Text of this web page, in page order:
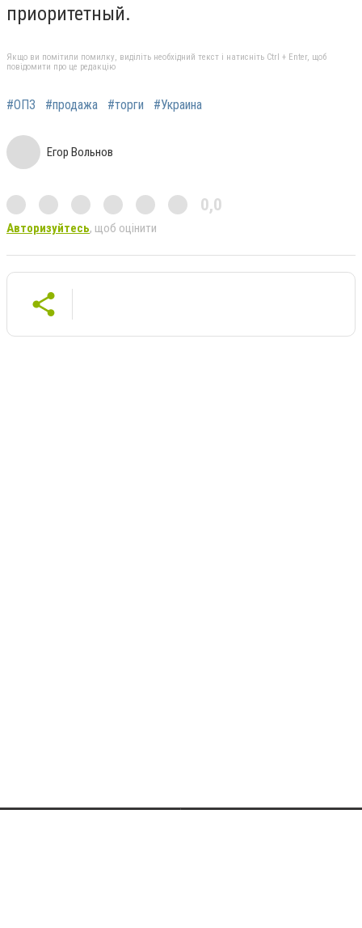
приоритетный.
Якщо ви помітили помилку, виділіть необхідний текст і натисніть Ctrl + Enter, щоб
повідомити про це редакцію
#ОПЗ #продажа #торги #Украина
Егор Вольнов
0,0
Авторизуйтесь, щоб оцінити